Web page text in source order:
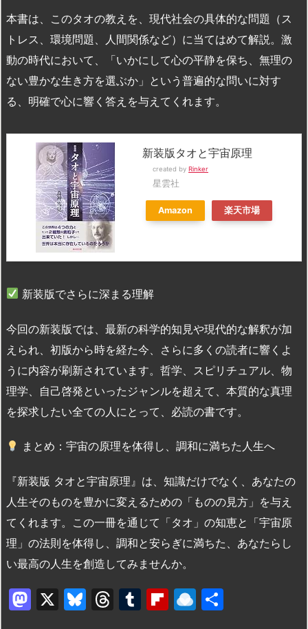
本書は、このタオの教えを、現代社会の具体的な問題（ス
トレス、環境問題、人間関係など）に当てはめて解説。激
動の時代において、「いかにして心の平静を保ち、無理の
ない豊かな生き方を選ぶか」という普遍的な問いに対す
る、明確で心に響く答えを与えてくれます。
新装版タオと宇宙原理
created by Rinker
星雲社
Amazon 楽天市場
新装版でさらに深まる理解
今回の新装版では、最新の科学的知見や現代的な解釈が加
えられ、初版から時を経た今、さらに多くの読者に響くよ
うに内容が刷新されています。哲学、スピリチュアル、物
理学、自己啓発といったジャンルを超えて、本質的な真理
を探求したい全ての人にとって、必読の書です。
まとめ：宇宙の原理を体得し、調和に満ちた人生へ
『新装版 タオと宇宙原理』は、知識だけでなく、あなたの
人生そのものを豊かに変えるための「ものの見方」を与え
てくれます。この一冊を通じて「タオ」の知恵と「宇宙原
理」の法則を体得し、調和と安らぎに満ちた、あなたらし
い最高の人生を創造してみませんか。
M X
Bl T
T
Fl R